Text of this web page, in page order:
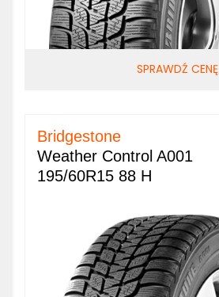
SPRAWDŹ CENĘ
Bridgestone
Weather Control A001
195/60R15 88 H